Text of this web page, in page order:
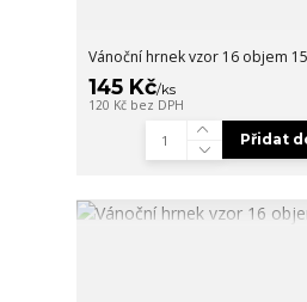
Vánoční hrnek vzor 16 objem
145 Kč/ks
120 Kč bez DPH
Přidat